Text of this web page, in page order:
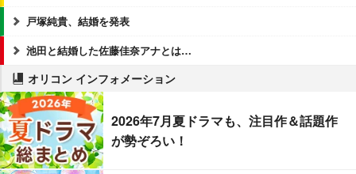
戸塚純貴、結婚を発表
池田と結婚した佐藤佳奈アナとは…
オリコン インフォメーション
2026年7月夏ドラマも、注目作＆話題作
が勢ぞろい！